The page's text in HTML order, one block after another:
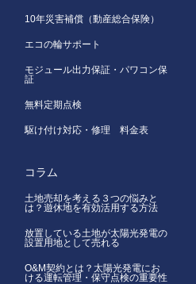
10年災害補償（動産総合保険）
エコの輪サポート
モジュール出力保証・パワコン保
証
無料定期点検
駆け付け対応・修理 料金表
コラム
土地売却を考える３つの悩みと
は？遊休地を有効活用する方法
放置している土地が太陽光発電の
設置用地として売れる
O&M契約とは？太陽光発電にお
ける運転管理・保守点検の重要性